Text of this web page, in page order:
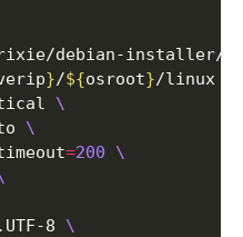
}/${osroot}/linux
=200
8